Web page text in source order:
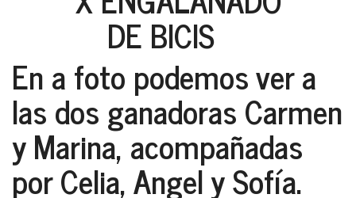
DE BICIS
En a foto podemos ver a
las dos ganadorasCarmen
y Marina, acompañadas
porCelia, Angel y Sofía.